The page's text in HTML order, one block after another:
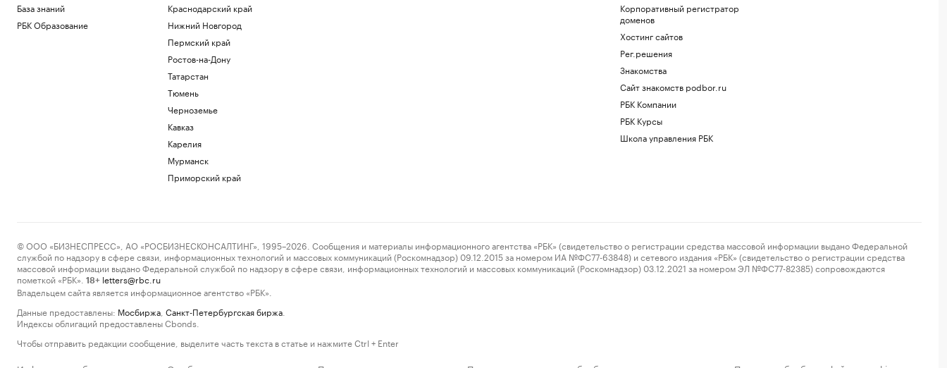
База знаний
РБК Образование
Краснодарский край
Нижний Новгород
Пермский край
Ростов-на-Дону
Татарстан
Тюмень
Черноземье
Кавказ
Карелия
Мурманск
Приморский край
Корпоративный регистратор
доменов
Хостинг сайтов
Рег.решения
Знакомства
Сайт знакомств podbor.ru
РБК Компании
РБК Курсы
Школа управления РБК
© ООО «БИЗНЕСПРЕСС», АО «РОСБИЗНЕСКОНСАЛТИНГ», 1995–2026. Сообщения и материалы информационного агентства «РБК» (свидетельство о регистрации средства массовой информации выдано Федеральной
службой по надзору в сфере связи, информационных технологий и массовых коммуникаций (Роскомнадзор) 09.12.2015 за номером ИА №ФС77-63848) и сетевого издания «РБК» (свидетельство о регистрации средства
массовой информации выдано Федеральной службой по надзору в сфере связи, информационных технологий и массовых коммуникаций (Роскомнадзор) 03.12.2021 за номером ЭЛ №ФС77-82385) сопровождаются
пометкой «РБК».
18+ letters@rbc.ru
Владельцем сайта является информационное агентство «РБК».
Данные предоставлены: Мосбиржа Санкт-Петербургская биржа
Индексы облигаций предоставлены Cbonds.
Чтобы отправить редакции сообщение, выделите часть текста в статье и нажмите Ctrl + Enter